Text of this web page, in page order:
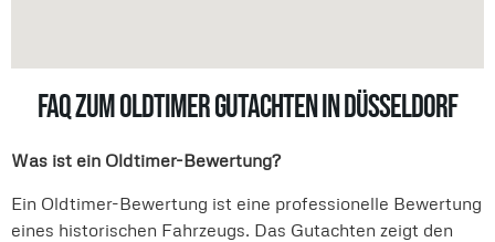
FAQ zum Oldtimer Gutachten in Düsseldorf
Was ist ein Oldtimer-Bewertung?
Ein Oldtimer-Bewertung ist eine professionelle Bewertung
eines historischen Fahrzeugs. Das Gutachten zeigt den